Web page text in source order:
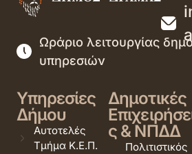
Ωράριο λειτουργίας
υπηρεσιών
Υπηρεσίες
Δήμου
Αυτοτελές
Τμήμα Κ.Ε.Π.
Δημοτικές
ς & ΝΠΔΔ
Πολιτιστικός